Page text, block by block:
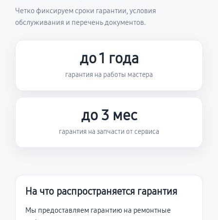
Четко фиксируем сроки гарантии, условия
обслуживания и перечень документов.
до 1 года
гарантия на работы мастера
до 3 мес
гарантия на запчасти от сервиса
На что распространяется гарантия
Мы предоставляем гарантию на ремонтные